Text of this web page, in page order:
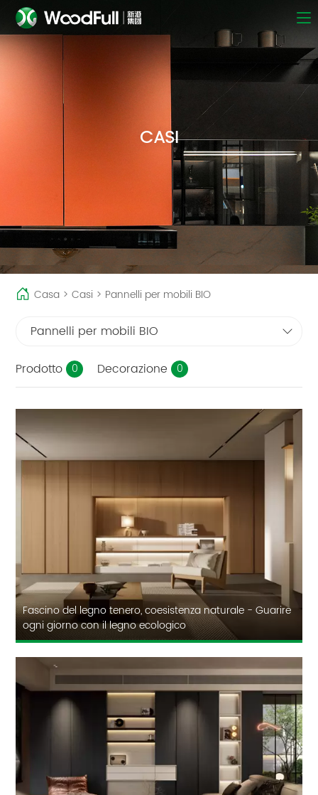
CASI
Casa> Casi > Pannelli per mobili BIO
Pannelli per mobili BIO
Prodotto 0 Decorazione 0
Fascino del legno tenero, coesistenza naturale - Guarire
ogni giorno con il legno ecologico